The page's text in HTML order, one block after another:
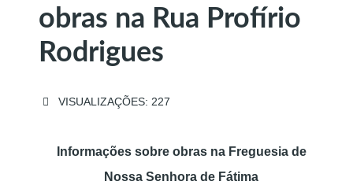
obras na Rua Profírio
Rodrigues
VISUALIZAÇÕES: 227
Informações sobre obras na Freguesia de
Nossa Senhora de Fátima